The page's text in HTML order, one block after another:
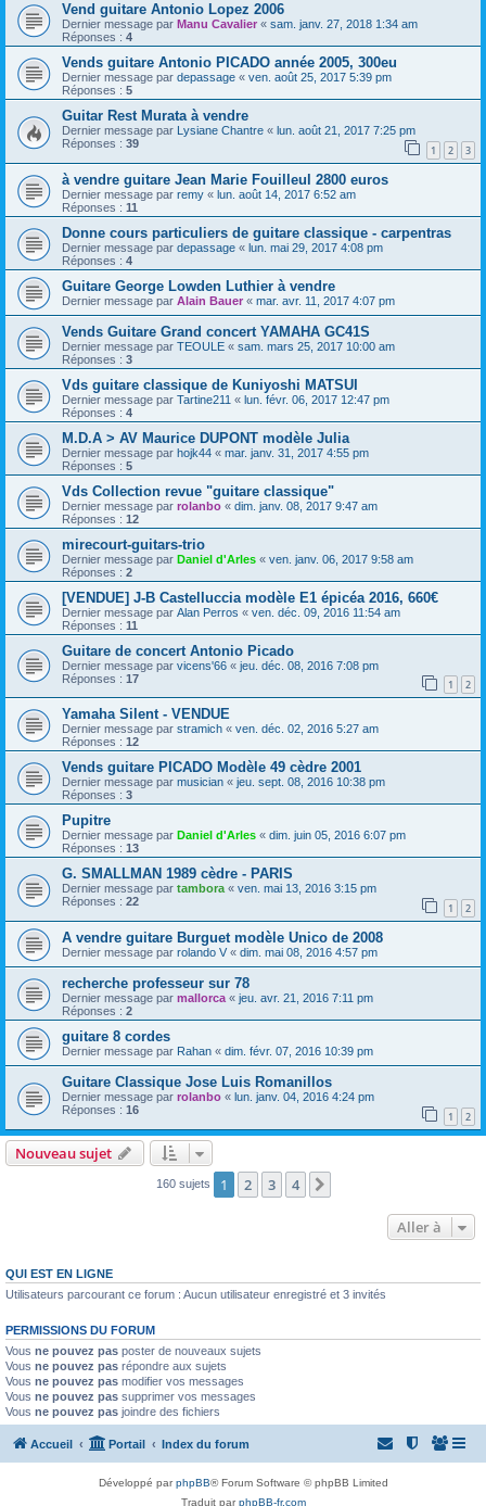
Vend guitare Antonio Lopez 2006
Dernier message par Manu Cavalier « sam. janv. 27, 2018 1:34 am
Réponses : 4
Vends guitare Antonio PICADO année 2005, 300eu
Dernier message par depassage « ven. août 25, 2017 5:39 pm
Réponses : 5
Guitar Rest Murata à vendre
Dernier message par Lysiane Chantre « lun. août 21, 2017 7:25 pm
Réponses : 39 1 2 3
à vendre guitare Jean Marie Fouilleul 2800 euros
Dernier message par remy « lun. août 14, 2017 6:52 am
Réponses : 11
Donne cours particuliers de guitare classique - carpentras
Dernier message par depassage « lun. mai 29, 2017 4:08 pm
Réponses : 4
Guitare George Lowden Luthier à vendre
Dernier message par Alain Bauer « mar. avr. 11, 2017 4:07 pm
Vends Guitare Grand concert YAMAHA GC41S
Dernier message par TEOULE « sam. mars 25, 2017 10:00 am
Réponses : 3
Vds guitare classique de Kuniyoshi MATSUI
Dernier message par Tartine211 « lun. févr. 06, 2017 12:47 pm
Réponses : 4
M.D.A > AV Maurice DUPONT modèle Julia
Dernier message par hojk44 « mar. janv. 31, 2017 4:55 pm
Réponses : 5
Vds Collection revue "guitare classique"
Dernier message par rolanbo « dim. janv. 08, 2017 9:47 am
Réponses : 12
mirecourt-guitars-trio
Dernier message par Daniel d'Arles « ven. janv. 06, 2017 9:58 am
Réponses : 2
[VENDUE] J-B Castelluccia modèle E1 épicéa 2016, 660€
Dernier message par Alan Perros « ven. déc. 09, 2016 11:54 am
Réponses : 11
Guitare de concert Antonio Picado
Dernier message par vicens'66 « jeu. déc. 08, 2016 7:08 pm
Réponses : 17 1 2
Yamaha Silent - VENDUE
Dernier message par stramich « ven. déc. 02, 2016 5:27 am
Réponses : 12
Vends guitare PICADO Modèle 49 cèdre 2001
Dernier message par musician « jeu. sept. 08, 2016 10:38 pm
Réponses : 3
Pupitre
Dernier message par Daniel d'Arles « dim. juin 05, 2016 6:07 pm
Réponses : 13
G. SMALLMAN 1989 cèdre - PARIS
Dernier message par tambora « ven. mai 13, 2016 3:15 pm
Réponses : 22 1 2
A vendre guitare Burguet modèle Unico de 2008
Dernier message par rolando V « dim. mai 08, 2016 4:57 pm
recherche professeur sur 78
Dernier message par mallorca « jeu. avr. 21, 2016 7:11 pm
Réponses : 2
guitare 8 cordes
Dernier message par Rahan « dim. févr. 07, 2016 10:39 pm
Guitare Classique Jose Luis Romanillos
Dernier message par rolanbo « lun. janv. 04, 2016 4:24 pm
Réponses : 16 1 2
Nouveau sujet
160 sujets 1 2 3 4
Aller à
QUI EST EN LIGNE
Utilisateurs parcourant ce forum : Aucun utilisateur enregistré et 3 invités
PERMISSIONS DU FORUM
Vous ne pouvez pas poster de nouveaux sujets
Vous ne pouvez pas répondre aux sujets
Vous ne pouvez pas modifier vos messages
Vous ne pouvez pas supprimer vos messages
Vous ne pouvez pas joindre des fichiers
Accueil Portail Index du forum
Développé parphpBB® Forum Software © phpBB Limited
Traduit parphpBB-fr.com